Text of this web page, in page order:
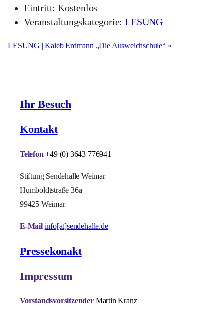
Eintritt: Kostenlos
Veranstaltungskategorie: LESUNG
LESUNG | Kaleb Erdmann „Die Ausweichschule“ »
Ihr Besuch
Kontakt
Telefon +49 (0) 3643 776941
Stiftung Sendehalle Weimar
Humboldtstraße 36a
99425 Weimar
E-Mail info[at]sendehalle.de
Pressekonakt
Impressum
Vorstandsvorsitzender Martin Kranz